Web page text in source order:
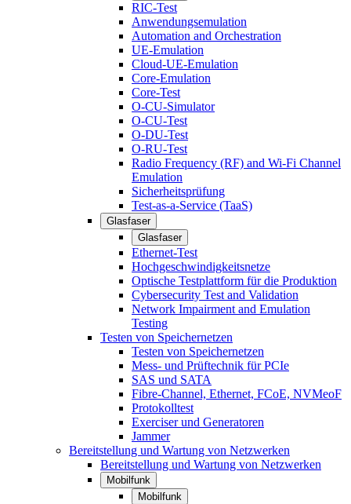
RIC-Test
Anwendungsemulation
Automation and Orchestration
UE-Emulation
Cloud-UE-Emulation
Core-Emulation
Core-Test
O-CU-Simulator
O-CU-Test
O-DU-Test
O-RU-Test
Radio Frequency (RF) and Wi-Fi Channel
Emulation
Sicherheitsprüfung
Test-as-a-Service (TaaS)
Glasfaser
Glasfaser
Ethernet-Test
Hochgeschwindigkeitsnetze
Optische Testplattform für die Produktion
Cybersecurity Test and Validation
Network Impairment and Emulation
Testing
Testen von Speichernetzen
Testen von Speichernetzen
Mess- und Prüftechnik für PCIe
SAS und SATA
Fibre-Channel, Ethernet, FCoE, NVMeoF
Protokolltest
Exerciser und Generatoren
Jammer
Bereitstellung und Wartung von Netzwerken
Bereitstellung und Wartung von Netzwerken
Mobilfunk
Mobilfunk